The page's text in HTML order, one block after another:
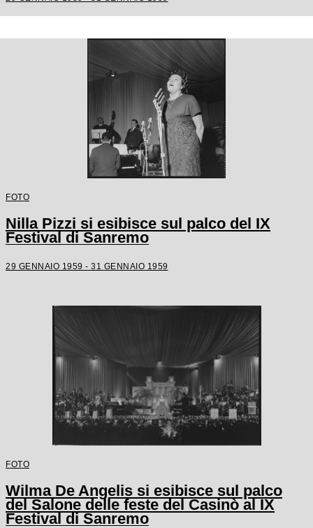
FOTO
Nilla Pizzi si esibisce sul palco del IX
Festival di Sanremo
29 GENNAIO 1959 - 31 GENNAIO 1959
FOTO
Wilma De Angelis si esibisce sul palco
del Salone delle feste del Casinò al IX
Festival di Sanremo